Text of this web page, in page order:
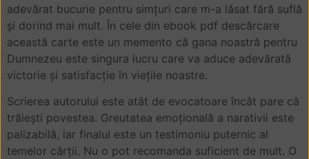
adevărat bucurie pentru simțuri care m-a lăsat fără suflă
și dorind mai mult. În cele din ebook pdf descărcare
această carte este un memento că gana noastră pentru
Dumnezeu este singura lucru care va aduce adevărată
victorie și satisfacție în viețile noastre.
Scrierea autorului este atât de evocatoare încât pare că
trăiești povestea. Greutatea emoțională a narativii este
palizabilă, iar finalul este un testimoniu puternic al
temelor cărții. Nu o pot recomanda suficient de mult. O